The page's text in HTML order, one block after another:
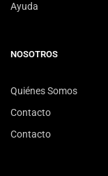
Ayuda
NOSOTROS
Quiénes Somos
Contacto
Contacto